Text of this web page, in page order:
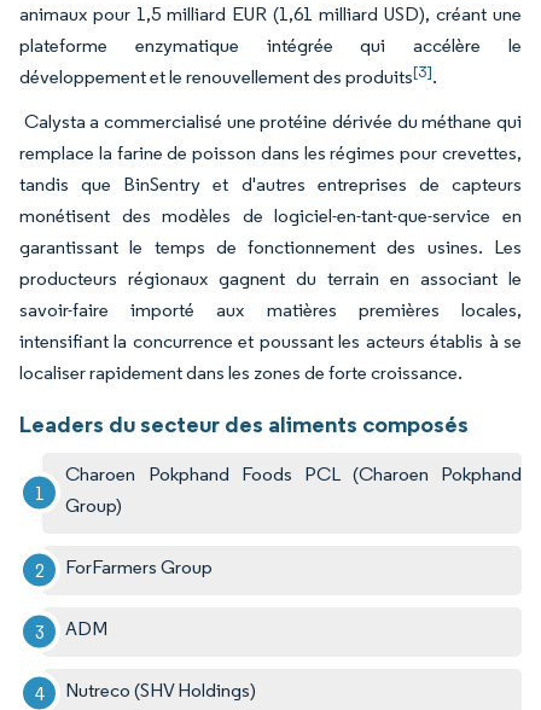
animaux pour 1,5 milliard EUR (1,61 milliard USD), créant une
plateforme enzymatique intégrée qui accélère le
développement et le renouvellement des produits[3].
Calysta a commercialisé une protéine dérivée du méthane qui
remplace la farine de poisson dans les régimes pour crevettes,
tandis que BinSentry et d'autres entreprises de capteurs
monétisent des modèles de logiciel-en-tant-que-service en
garantissant le temps de fonctionnement des usines. Les
producteurs régionaux gagnent du terrain en associant le
savoir-faire importé aux matières premières locales,
intensifiant la concurrence et poussant les acteurs établis à se
localiser rapidement dans les zones de forte croissance.
Leaders du secteur des aliments composés
Charoen Pokphand Foods PCL (Charoen Pokphand
Group)
ForFarmers Group
ADM
Nutreco (SHV Holdings)